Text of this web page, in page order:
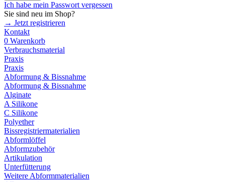
Ich habe mein Passwort vergessen
Sie sind neu im Shop?
→ Jetzt registrieren
Kontakt
0 Warenkorb
Verbrauchsmaterial
Praxis
Praxis
Abformung & Bissnahme
Abformung & Bissnahme
Alginate
A Silikone
C Silikone
Polyether
Bissregistriermaterialien
Abformlöffel
Abformzubehör
Artikulation
Unterfütterung
Weitere Abformmaterialien